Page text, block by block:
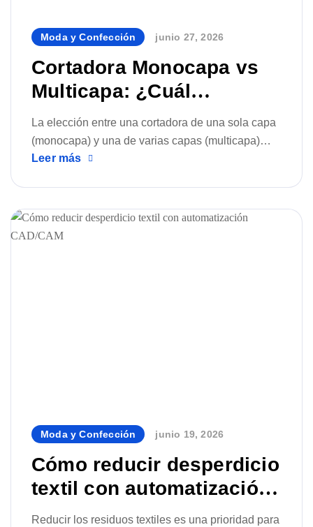
Moda y Confección junio 27, 2026
Cortadora Monocapa vs
Multicapa: ¿Cuál
Conviene Según Tu
Operación?
La elección entre una cortadora de una sola capa
(monocapa) y una de varias capas (multicapa)
puede influir directamente en la productividad, la
de uso habituales y qué soluciones de Velocity
Plotters & Cutters pueden ser las más adecuadas
Leer más
Moda y Confección junio 19, 2026
Cómo reducir desperdicio
textil con automatización
CAD/CAM
Reducir los residuos textiles es una prioridad para